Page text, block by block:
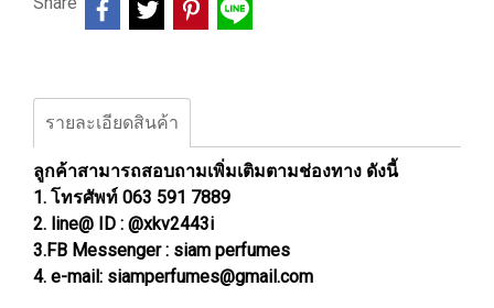
รายละเอียดสินค้า
ลูกค้าสามารถสอบถามเพิ่มเติมตามช่องทาง ดังนี้
1. โทรศัพท์ 063 591 7889
2. line@ ID : @xkv2443i
3.FB Messenger : siam perfumes
4. e-mail: siamperfumes@gmail.com